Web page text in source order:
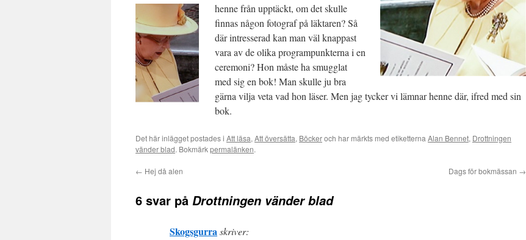
henne från upptäckt, om det skulle
finnas någon fotograf på läktaren? Så
där intresserad kan man väl knappast
vara av de olika programpunkterna i en
ceremoni? Hon måste ha smugglat
med sig en bok! Man skulle ju bra
gärna vilja veta vad hon läser. Men jag tycker vi lämnar henne där, ifred med sin
bok.
Det här inlägget postades i Att läsa, Att översätta, Böckeroch har märkts med etiketterna Alan Bennet, Drottningen
vänder blad. Bokmärkpermalänken.
← Hej då alen Dags för bokmässan →
6 svar på Drottningen vänder blad
Skogsgurraskriver: